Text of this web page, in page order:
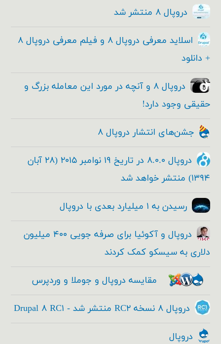
دروپال ۸ منتشر شد
اسلاید معرفی دروپال ۸ و فیلم معرفی دروپال ۸
+ دانلود
دروپال ۸ و آنچه در مورد این معامله بزرگ و
حقیقی وجود دارد!
جشن‌های انتشار دروپال ۸
دروپال ۸.۰.۰ در تاریخ ۱۹ نوامبر ۲۰۱۵ (۲۸ آبان
۱۳۹۴) منتشر خواهد شد
رسیدن به ۱ میلیارد بعدی با دروپال
دروپال و آکوئیا برای صرفه جویی ۴۰۰ میلیون
دلاری به سیسکو کمک کردند
مقایسه دروپال و جوملا و وردپرس
دروپال ۸ نسخه RC۲ منتشر شد - Drupal ۸ RC۱
دروپال